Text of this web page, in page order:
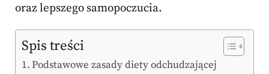
oraz lepszego samopoczucia.
Spis treści
Podstawowe zasady diety odchudzającej